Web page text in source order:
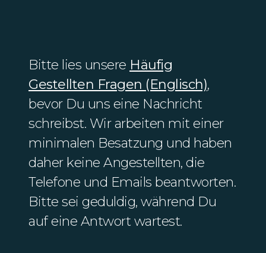
Bitte lies unsere Häufig
Gestellten Fragen (Englisch),
bevor Du uns eine Nachricht
schreibst. Wir arbeiten mit einer
minimalen Besatzung und haben
daher keine Angestellten, die
Telefone und Emails beantworten.
Bitte sei geduldig, während Du
auf eine Antwort wartest.